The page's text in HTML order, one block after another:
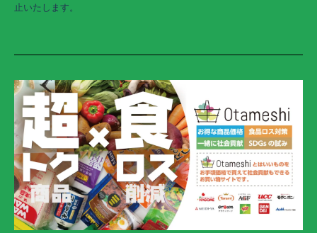
止いたします。